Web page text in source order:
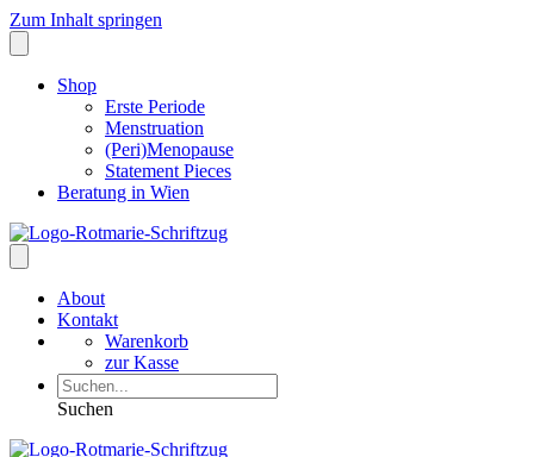
Zum Inhalt springen
Shop
Erste Periode
Menstruation
(Peri)Menopause
Statement Pieces
Beratung in Wien
About
Kontakt
Warenkorb
zur Kasse
Suchen